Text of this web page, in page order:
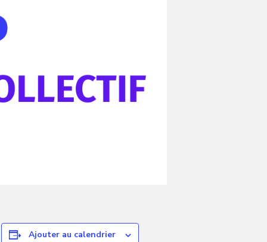
Ajouter au calendrier